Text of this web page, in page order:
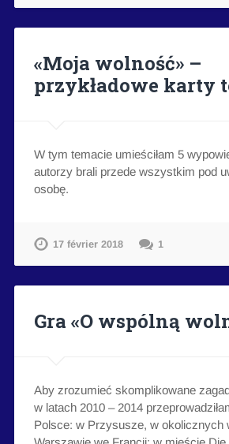
«Moja wolność» –
przykładowe karty
W tym temacie umieściłam 5
autorzy brali przede wszystkim pod
osobę.
17 février 2018 1
Gra «O wspólną
Aby zrozumieć skomplikowane
w latach 2010 – 2014
Polsce: w Przysusze, w okolicznych